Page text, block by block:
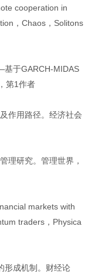
cooperation in
，Chaos，Solitons
于GARCH-MIDAS
第1作者
作用路径。经济社会
理研究。管理世界，
markets with
traders，Physica
形成机制。财经论